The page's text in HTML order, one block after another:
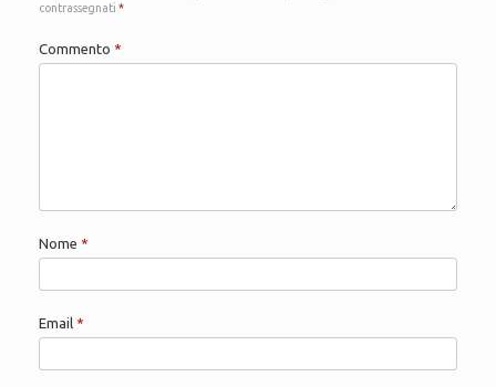
contrassegnati *
Commento *
Nome *
Email *